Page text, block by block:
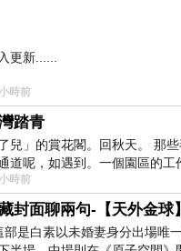
更新......
時前
踏青
了兒」的賞花閣。回秋天。 那
道呢，如遇到。一個園區的工
。
時前
封面聊兩句-【天外金球】
部是白素以未婚妻身分出場唯